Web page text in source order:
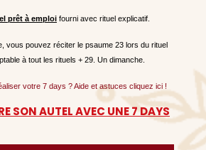
prêt à emploi fourni avec rituel explicatif.
vous pouvez réciter le psaume 23 lors du rituel
à tout les rituels + 29. Un dimanche.
votre 7 days ? Aide et astuces cliquez ici !
SON AUTEL AVEC UNE 7 DAYS